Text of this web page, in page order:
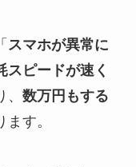
スマホが異常に
スピードが速く
数万円もする
す。